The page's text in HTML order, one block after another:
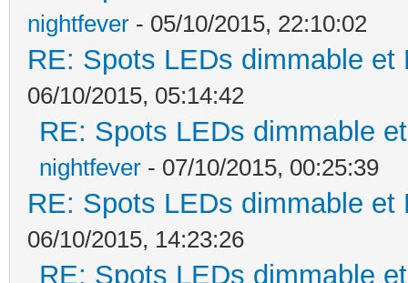
nightfever - 05/10/2015, 22:10:02
RE: Spots LEDs dimmable
06/10/2015, 05:14:42
RE: Spots LEDs dimmable
nightfever - 07/10/2015, 00:25:39
RE: Spots LEDs dimmable
06/10/2015, 14:23:26
RE: Spots LEDs dimmable